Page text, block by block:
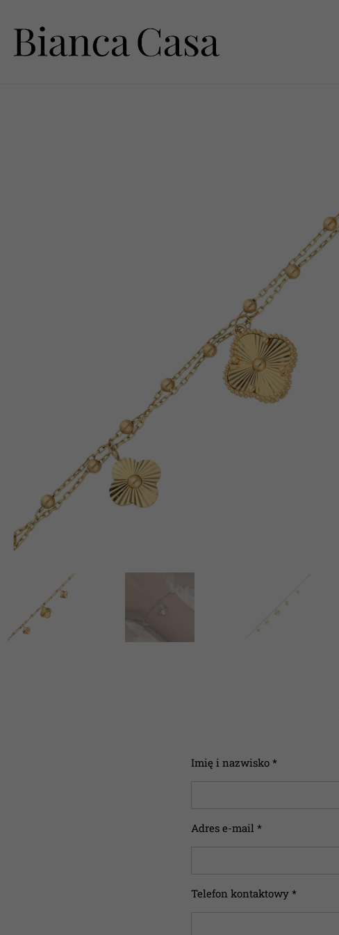
Imię i nazwisko *
Adres e-mail *
Telefon kontaktowy *